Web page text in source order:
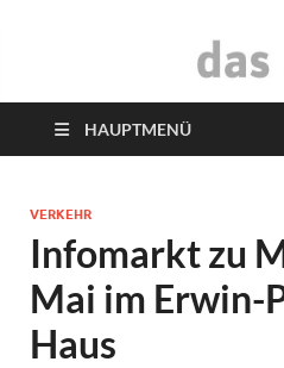
das
HAUPTMENÜ
VERKEHR
Infomarkt zu
Mai im Erwin-
Haus